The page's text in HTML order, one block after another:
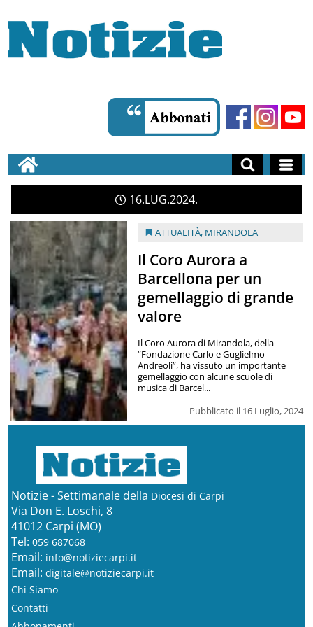
16 LUG 2024
ATTUALITÀ, MIRANDOLA
Il Coro Aurora a
Barcellona per un
gemellaggio di grande
valore
Pubblicato il 16 Luglio, 2024
Il Coro Aurora di Mirandola, della
“Fondazione Carlo e Guglielmo
Andreoli”, ha vissuto un importante
gemellaggio con alcune scuole di
musica di Barcel...
Notizie - Settimanale della Diocesi di Carpi
Via Don E. Loschi, 8
41012 Carpi (MO)
Tel: 059 687068
Email: info@notiziecarpi.it
Email: digitale@notiziecarpi.it
Chi Siamo
Contatti